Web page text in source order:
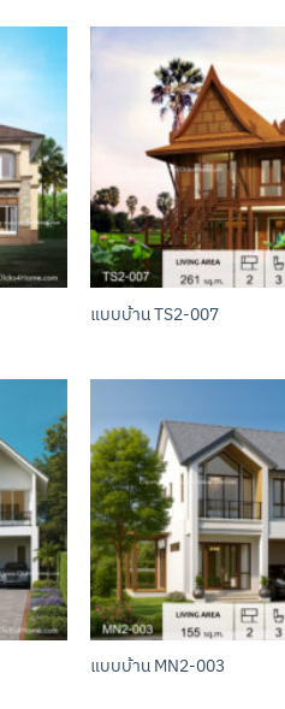
แบบบ้าน TS2-007
แบบบ้าน MN2-003